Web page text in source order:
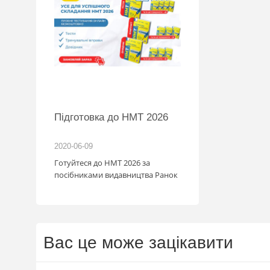
Підготовка до НМТ 2026
2020-06-09
Готуйтеся до НМТ 2026 за
посібниками видавництва Ранок
Вас це може зацікавити